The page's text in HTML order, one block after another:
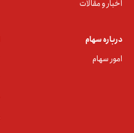
اخبار و مقالات
درباره سهام
امور سهام